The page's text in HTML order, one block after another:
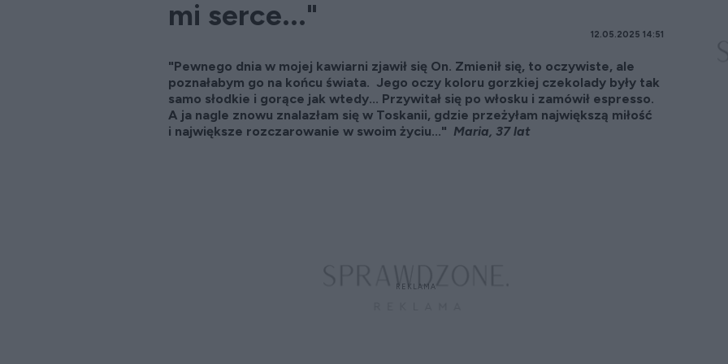
mi serce..."
12.05.2025 14:51
"Pewnego dnia w mojej kawiarni zjawił się On. Zmienił się, to oczywiste, ale
poznałabym go na końcu świata. Jego oczy koloru gorzkiej czekolady były tak
samo słodkie i gorące jak wtedy... Przywitał się po włosku i zamówił espresso.
A ja nagle znowu znalazłam się w Toskanii, gdzie przeżyłam największą miłość
i największe rozczarowanie w swoim życiu..." Maria, 37 lat